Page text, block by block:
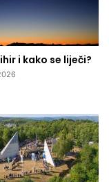
i kako se liječi?